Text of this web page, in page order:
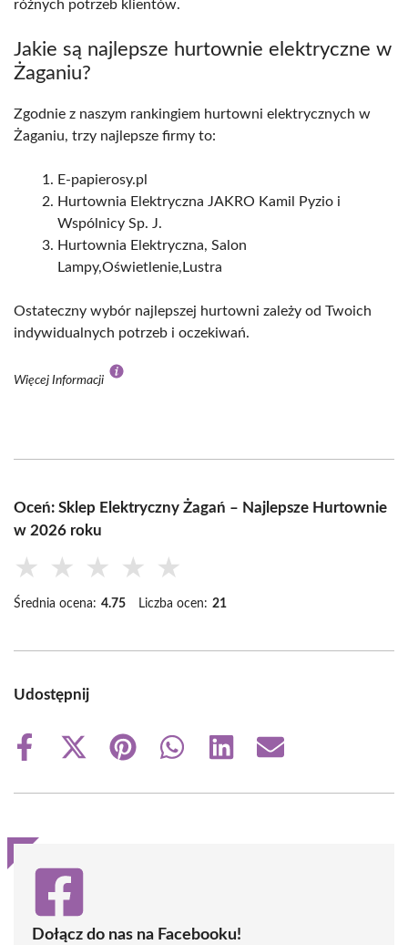
różnych potrzeb klientów.
Jakie są najlepsze hurtownie elektryczne w
Żaganiu?
Zgodnie z naszym rankingiem hurtowni elektrycznych w
Żaganiu, trzy najlepsze firmy to:
E-papierosy.pl
Hurtownia Elektryczna JAKRO Kamil Pyzio i
Wspólnicy Sp. J.
Hurtownia Elektryczna, Salon
Lampy,Oświetlenie,Lustra
Ostateczny wybór najlepszej hurtowni zależy od Twoich
indywidualnych potrzeb i oczekiwań.
Więcej Informacji
Oceń: Sklep Elektryczny Żagań – Najlepsze Hurtownie
w 2026 roku
★ ★ ★ ★ ★
Średnia ocena: 4.75 Liczba ocen: 21
Udostępnij
Share
Share
(Twitter)
Share
Share
Share
Share
Dołącz do nas na Facebooku!